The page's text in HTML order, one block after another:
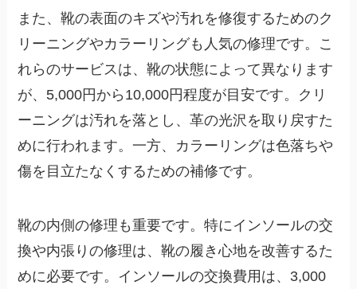
また、靴の表面のキズや汚れを修復するためのク
リーニングやカラーリングも人気の修理です。こ
れらのサービスは、靴の状態によって異なります
が、5,000円から10,000円程度が目安です。クリ
ーニングは汚れを落とし、革の光沢を取り戻すた
めに行われます。一方、カラーリングは色落ちや
傷を目立たなくするための補修です。
靴の内側の修理も重要です。特にインソールの交
換や内張りの修理は、靴の履き心地を改善するた
めに必要です。インソールの交換費用は、3,000